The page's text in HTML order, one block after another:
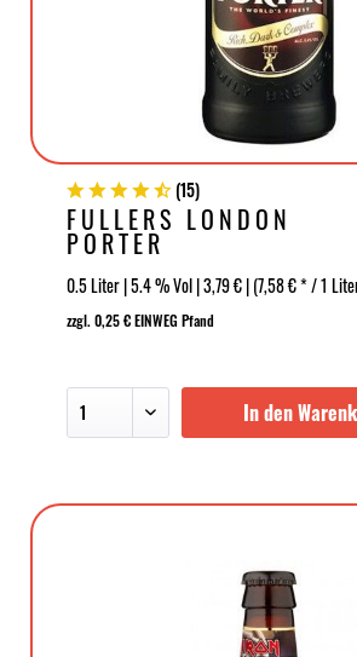
(15)
FULLERS LONDON
PORTER
0.5 Liter | 5.4 % Vol | 3,79 € | (7,58 € * / 1
zzgl. 0,25 € EINWEG Pfand
In den